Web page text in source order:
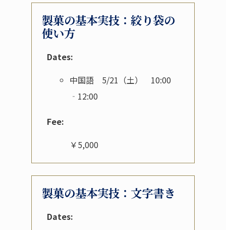
製菓の基本実技：絞り袋の
使い方
Dates:
中国語 5/21（土） 10:00
‐12:00
Fee:
￥5,000
製菓の基本実技：文字書き
Dates: